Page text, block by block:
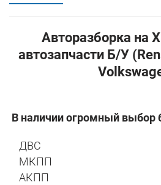
Авторазборка на
автозапчасти Б/У
В наличии огромный выбор
ДВС
МКПП
АКПП